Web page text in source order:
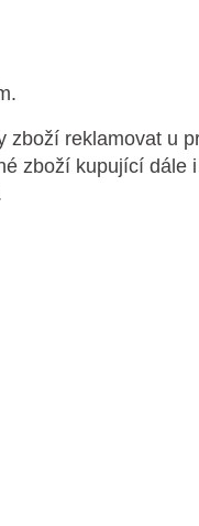
reklamovat u
zboží kupující dále